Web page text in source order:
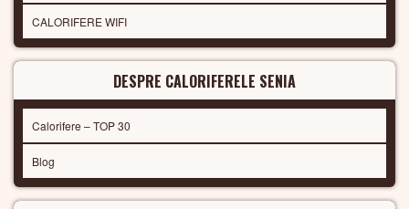
CALORIFERE WIFI
DESPRE CALORIFERELE SENIA
Calorifere – TOP 30
Blog